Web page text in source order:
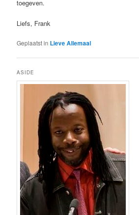
toegeven.
Liefs, Frank
Geplaatst in Lieve Allemaal
ASIDE